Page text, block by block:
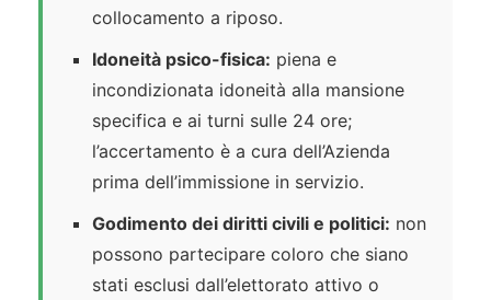
collocamento a riposo.
Idoneità psico-fisica: piena e
incondizionata idoneità alla mansione
specifica e ai turni sulle 24 ore;
l’accertamento è a cura dell’Azienda
prima dell’immissione in servizio.
Godimento dei diritti civili e politici: non
possono partecipare coloro che siano
stati esclusi dall’elettorato attivo o